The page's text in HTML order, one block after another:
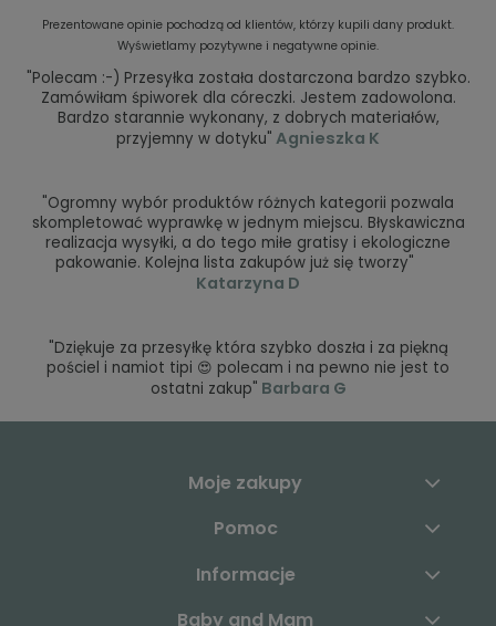
Prezentowane opinie pochodzą od klientów, którzy kupili dany produkt.
Wyświetlamy pozytywne i negatywne opinie.
"Polecam :-) Przesyłka została dostarczona bardzo szybko.
Zamówiłam śpiworek dla córeczki. Jestem zadowolona.
Bardzo starannie wykonany, z dobrych materiałów,
przyjemny w dotyku" Agnieszka K
"Ogromny wybór produktów różnych kategorii pozwala
skompletować wyprawkę w jednym miejscu. Błyskawiczna
realizacja wysyłki, a do tego miłe gratisy i ekologiczne
pakowanie. Kolejna lista zakupów już się tworzy"
Katarzyna D
"Dziękuje za przesyłkę która szybko doszła i za piękną
pościel i namiot tipi 😍 polecam i na pewno nie jest to
ostatni zakup" Barbara G
Moje zakupy
Pomoc
Informacje
Baby and Mam